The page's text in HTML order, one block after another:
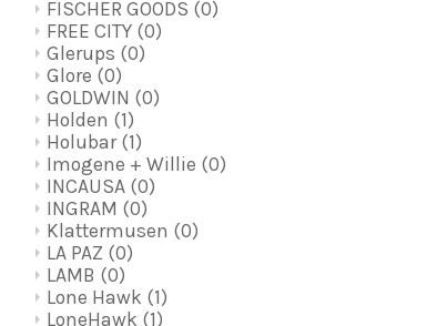
FISCHER GOODS (0)
FREE CITY (0)
Glerups (0)
Glore (0)
GOLDWIN (0)
Holden (1)
Holubar (1)
Imogene + Willie (0)
INCAUSA (0)
INGRAM (0)
Klattermusen (0)
LA PAZ (0)
LAMB (0)
Lone Hawk (1)
LoneHawk (1)